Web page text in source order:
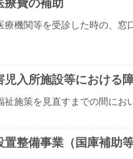
療費の補助
療機関等を受診した時の、
児入所施設等における
祉施策を見直すまでの間にお
整備事業（国庫補助等